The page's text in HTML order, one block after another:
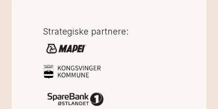
Strategiske partnere: